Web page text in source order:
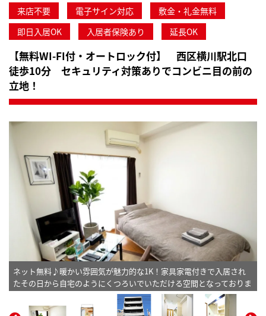
来店不要 電子サイン対応
敷金・礼金無料
即日入居OK
入居者保険あり 延長OK
【無料WI-FI付・オートロック付】 西区横川駅北口
徒歩10分 セキュリティ対策ありでコンビニ目の前の
立地！
ネット無料♪暖かい雰囲気が魅力的な1K！家具家電付きで入居され
たその日から自宅のようにくつろいでいただける空間となっておりま
す。※植木と額は写真用です。